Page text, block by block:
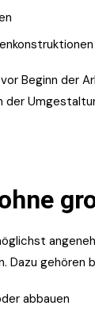
Beginn der
der
Dazu gehören
abbauen